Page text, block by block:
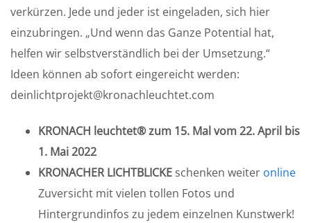
verkürzen. Jede und jeder ist eingeladen, sich hier
einzubringen. „Und wenn das Ganze Potential hat,
helfen wir selbstverständlich bei der Umsetzung.“
Ideen können ab sofort eingereicht werden:
deinlichtprojekt@kronachleuchtet.com
KRONACH leuchtet® zum 15. Mal vom 22. April bis
1. Mai 2022
KRONACHER LICHTBLICKE schenken weiter online
Zuversicht mit vielen tollen Fotos und
Hintergrundinfos zu jedem einzelnen Kunstwerk!